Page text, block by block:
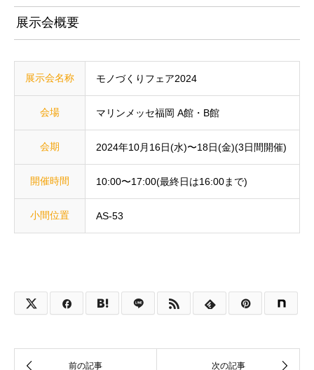
展示会概要
展示会名称 モノづくりフェア2024
会場 マリンメッセ福岡 A館・B館
会期 2024年10月16日(水)〜18日(金)(3日間開催)
開催時間 10:00〜17:00(最終日は16:00まで)
小間位置 AS-53